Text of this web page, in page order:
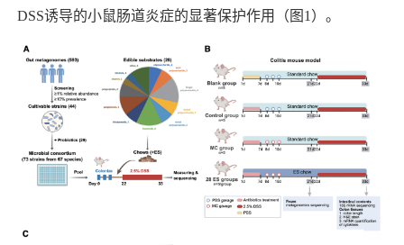
DSS诱导的小鼠肠道炎症的显著保护作用（图 1）。